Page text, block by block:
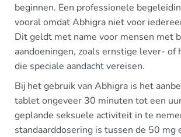
beginnen. Een professionele
vooral omdat Abhigra niet voor
Dit geldt met name voor mensen met
aandoeningen, zoals ernstige lever- of
die speciale aandacht vereisen.
Bij het gebruik van Abhigra is het
tablet ongeveer 30 minuten tot een
geplande seksuele activiteit in te
standaarddosering is tussen de 50 mg